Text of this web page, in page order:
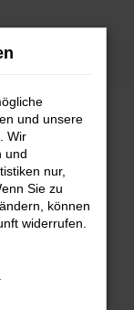
können:
deine
und unsere
Wir
und
nur,
Sie zu
können
widerrufen.